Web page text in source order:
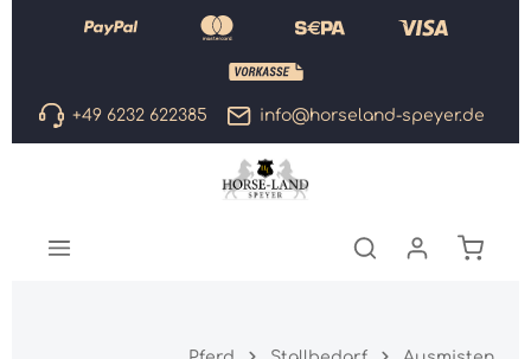
Zum Hauptinhalt springen
+49 6232 622385 info@horseland-speyer.de